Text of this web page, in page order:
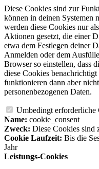
Diese Cookies sind zur
können in deinen Systemen
werden diese Cookies nur
Aktionen gesetzt, die einer
etwa dem Festlegen deiner
Anmelden oder dem
Browser so einstellen, dass
diese Cookies
funktionieren dann aber
personenbezogenen Daten.
Umbedingt erforderliche
Name: cookie_consent
Zweck: Diese Cookies sind
Cookie Laufzeit: Bis die
Jahr
Leistungs-Cookies